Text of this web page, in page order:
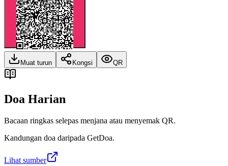
Muat turun Kongsi QR
Doa Harian
Bacaan ringkas selepas menjana atau menyemak QR.
Kandungan doa daripada GetDoa.
Lihat sumber